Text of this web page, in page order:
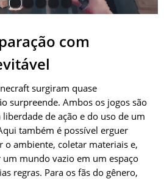
com
surgiram quase
surpreende. Ambos os jogos são
de ação e do uso de um
também é possível erguer
o ambiente, coletar materiais e,
um mundo vazio em um espaço
regras. Para os fãs do gênero,